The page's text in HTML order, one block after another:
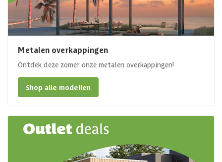
Metalen overkappingen
Ontdek deze zomer onze metalen overkappingen!
Shop alle modellen